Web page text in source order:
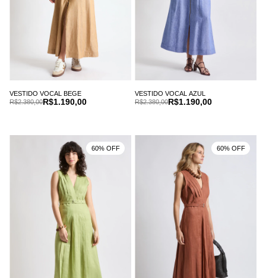
VESTIDO VOCAL BEGE
R$1.190,00
R$2.380,00
VESTIDO VOCAL AZUL
R$1.190,00
R$2.380,00
60% OFF 60% OFF